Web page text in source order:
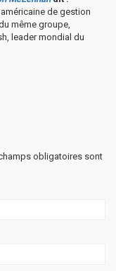
de gestion
même groupe,
leader mondial du
obligatoires sont